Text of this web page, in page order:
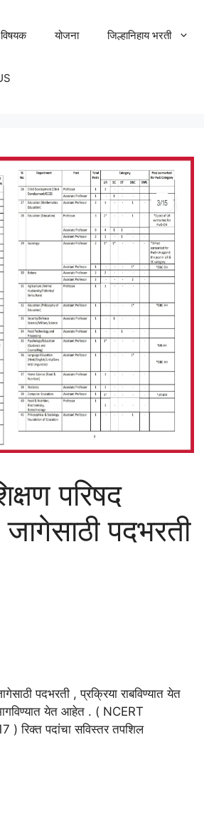
योजना जिल्हानिहाय भरती
परिषद
पदभरती
पदभरती , प्रक्रिया राबविण्यात येत
येत आहेत . ( NCERT
पदांचा सविस्तर तपशिल